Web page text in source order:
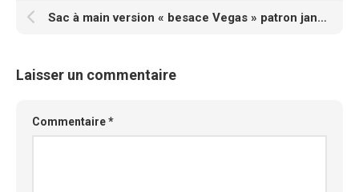
Sac à main version « besace Vegas » patron janeemilie
Laisser un commentaire
Commentaire*